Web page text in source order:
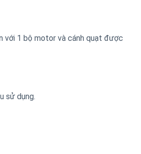
với 1 bộ motor và cánh quạt được
sử dụng.